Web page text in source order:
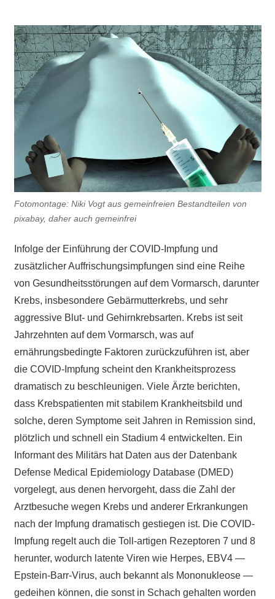
Fotomontage: Niki Vogt aus gemeinfreien Bestandteilen von
pixabay, daher auch gemeinfrei
Infolge der Einführung der COVID-Impfung und
zusätzlicher Auffrischungsimpfungen sind eine Reihe
von Gesundheitsstörungen auf dem Vormarsch, darunter
Krebs, insbesondere Gebärmutterkrebs, und sehr
aggressive Blut- und Gehirnkrebsarten. Krebs ist seit
Jahrzehnten auf dem Vormarsch, was auf
ernährungsbedingte Faktoren zurückzuführen ist, aber
die COVID-Impfung scheint den Krankheitsprozess
dramatisch zu beschleunigen. Viele Ärzte berichten,
dass Krebspatienten mit stabilem Krankheitsbild und
solche, deren Symptome seit Jahren in Remission sind,
plötzlich und schnell ein Stadium 4 entwickelten. Ein
Informant des Militärs hat Daten aus der Datenbank
Defense Medical Epidemiology Database (DMED)
vorgelegt, aus denen hervorgeht, dass die Zahl der
Arztbesuche wegen Krebs und anderer Erkrankungen
nach der Impfung dramatisch gestiegen ist. Die COVID-
Impfung regelt auch die Toll-artigen Rezeptoren 7 und 8
herunter, wodurch latente Viren wie Herpes, EBV4 —
Epstein-Barr-Virus, auch bekannt als Mononukleose —
gedeihen können, die sonst in Schach gehalten worden